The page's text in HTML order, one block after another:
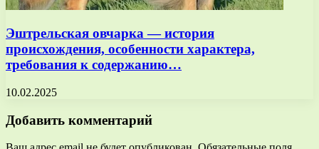
Эштрельская овчарка — история
происхождения, особенности характера,
требования к содержанию…
10.02.2025
Добавить комментарий